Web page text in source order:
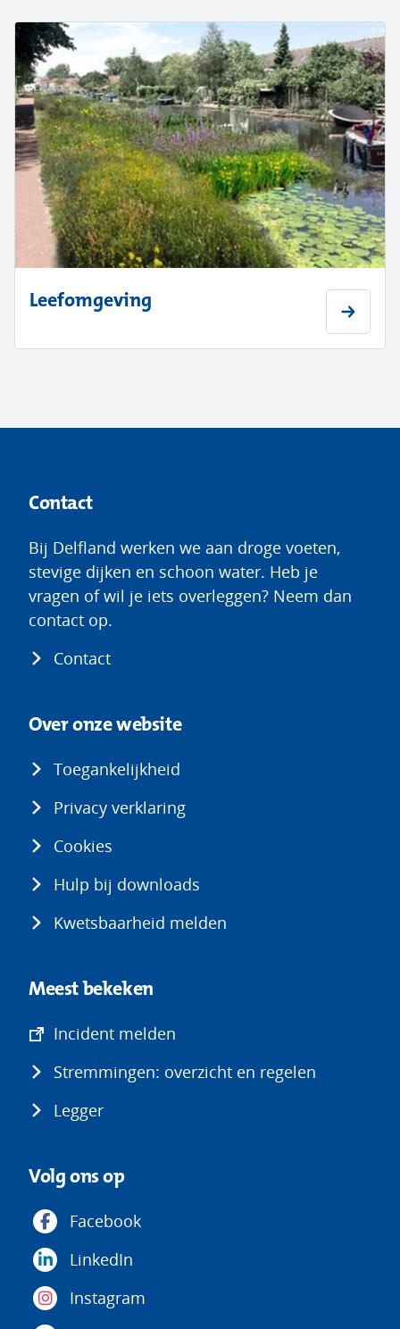
Leefomgeving
Contact
Bij Delfland werken we aan droge voeten,
stevige dijken en schoon water. Heb je
vragen of wil je iets overleggen? Neem dan
contact op.
Contact
Over onze website
Toegankelijkheid
Privacy verklaring
Cookies
Hulp bij downloads
Kwetsbaarheid melden
Meest bekeken
Incident melden
nieuw
Stremmingen: overzicht en regelen
Legger
Volg ons op
Facebook
LinkedIn
Instagram